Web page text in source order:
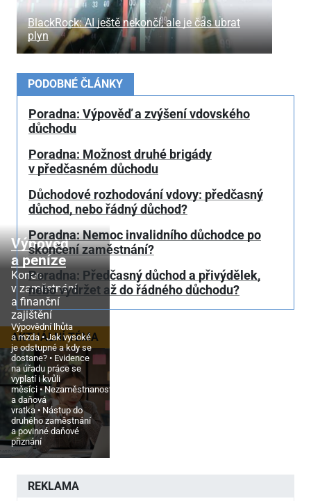
BlackRock: AI ještě nekončí, ale je čas ubrat
plyn
REKLAMA
AKTUÁLNÍ TÉMA
Výpověď
a peníze
Konec
v zaměstnání
a finanční
zajištění
Výpovědní lhůta
a mzda
Jak vysoké
je odstupné a kdy se
dostane?
Evidence
na úřadu práce se
vyplatí i kvůli
měsíci
Nezaměstnanost
a daňová
vratka
Nástup do
druhého zaměstnání
a povinné daňové
přiznání
PODOBNÉ ČLÁNKY
Poradna: Výpověď a zvýšení vdovského
důchodu
Poradna: Možnost druhé brigády
v předčasném důchodu
Důchodové rozhodování vdovy: předčasný
důchod, nebo řádný důchod?
Poradna: Nemoc invalidního důchodce po
skončení zaměstnání?
Poradna: Předčasný důchod a přivýdělek,
nebo vydržet až do řádného důchodu?